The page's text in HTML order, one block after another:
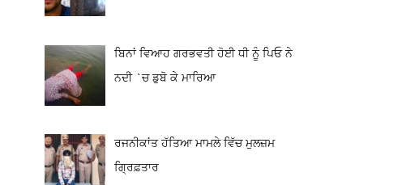
ਬਿਨਾਂ ਵਿਆਹ ਗਰਭਵਤੀ ਹੋਈ ਧੀ ਨੂੰ ਪਿਓ ਨੇ
ਨਦੀ `ਚ ਡੁਬੋ ਕੇ ਮਾਰਿਆ
ਰਜਨੀਕਾਂਤ ਹੱਤਿਆ ਮਾਮਲੇ ਵਿੱਚ ਮੁਲਜ਼ਮ
ਗ੍ਰਿਫ਼ਤਾਰ